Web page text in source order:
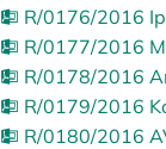
R/0176/2016
R/0177/2016
R/0178/2016
R/0179/2016
R/0180/2016